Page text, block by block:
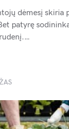
dėmesį skiria
patyrę